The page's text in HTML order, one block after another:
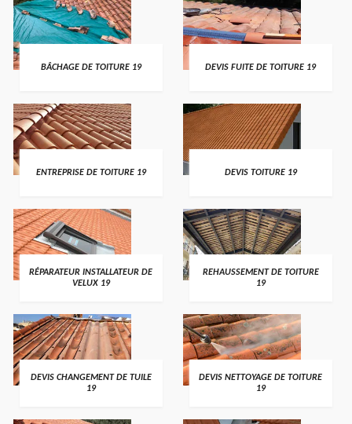
BÂCHAGE DE TOITURE 19 DEVIS FUITE DE TOITURE 19
ENTREPRISE DE TOITURE 19 DEVIS TOITURE 19
RÉPARATEUR INSTALLATEUR DE
VELUX 19
REHAUSSEMENT DE TOITURE
19
DEVIS CHANGEMENT DE TUILE
19
DEVIS NETTOYAGE DE TOITURE
19